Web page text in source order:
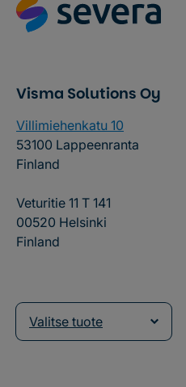
Visma Solutions Oy
Villimiehenkatu 10
53100 Lappeenranta
Finland
Veturitie 11 T 141
00520 Helsinki
Finland
Valitse tuote